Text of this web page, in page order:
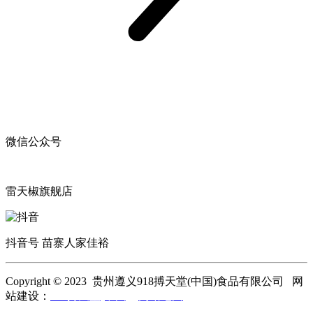
微信公众号
雷天椒旗舰店
抖音号 苗寨人家佳裕
Copyright © 2023 贵州遵义918搏天堂(中国)食品有限公司 网
站建设：